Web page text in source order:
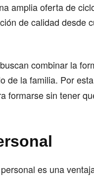
amplia oferta de
de calidad desde
combinar la
de la familia. Por
formarse sin tener
es una